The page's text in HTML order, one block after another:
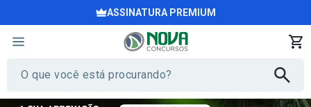
ASSINATURA PREMIUM